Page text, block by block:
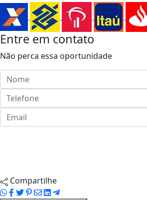
Entre em contato
Não perca essa oportunidade
Compartilhe